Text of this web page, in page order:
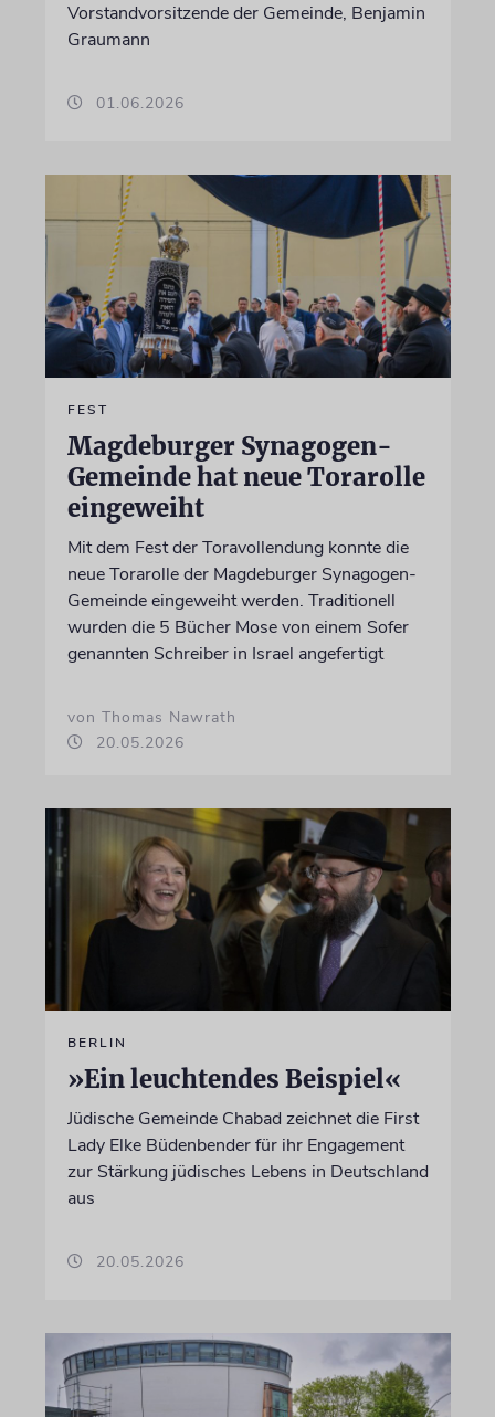
Vorstandvorsitzende der Gemeinde, Benjamin
Graumann
01.06.2026
FEST
Magdeburger Synagogen-
Gemeinde hat neue Torarolle
eingeweiht
Mit dem Fest der Toravollendung konnte die
neue Torarolle der Magdeburger Synagogen-
Gemeinde eingeweiht werden. Traditionell
wurden die 5 Bücher Mose von einem Sofer
genannten Schreiber in Israel angefertigt
von Thomas Nawrath
20.05.2026
BERLIN
»Ein leuchtendes Beispiel«
Jüdische Gemeinde Chabad zeichnet die First
Lady Elke Büdenbender für ihr Engagement
zur Stärkung jüdisches Lebens in Deutschland
aus
20.05.2026